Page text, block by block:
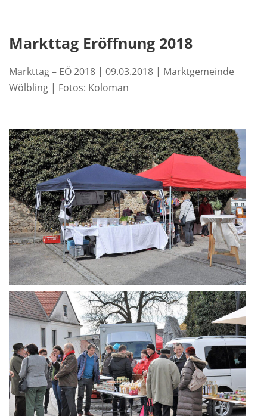
Markttag Eröffnung 2018
Markttag – EÖ 2018 | 09.03.2018 | Marktgemeinde
Wölbling | Fotos: Koloman